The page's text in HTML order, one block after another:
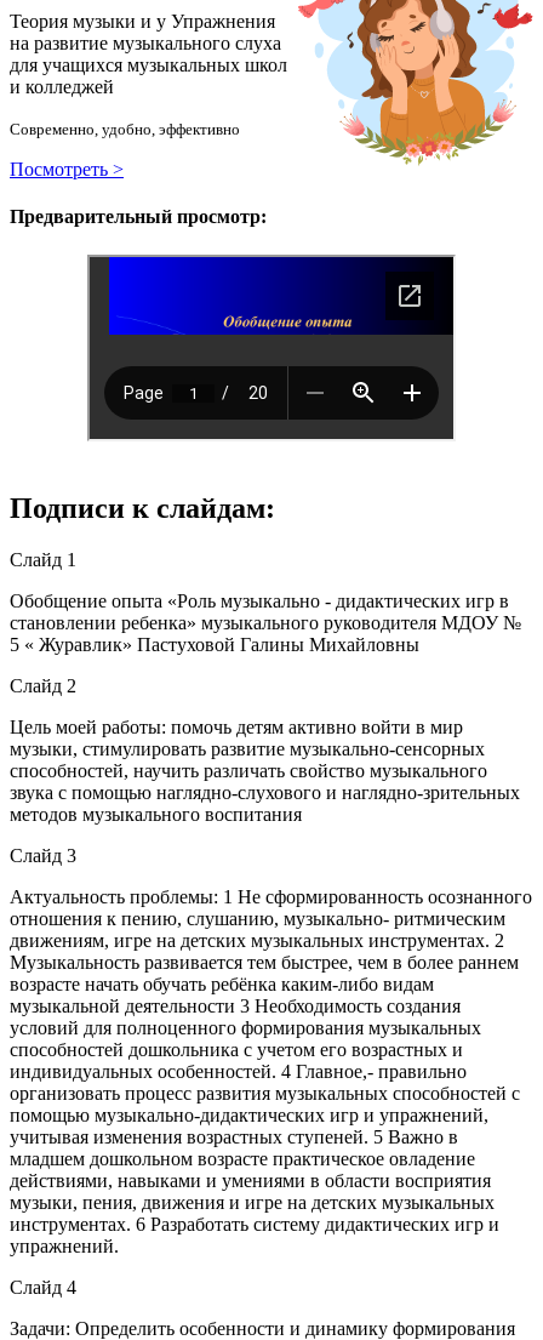
Теория музыки и у Упражнения
на развитие музыкального слуха
для учащихся музыкальных школ
и колледжей
Современно, удобно, эффективно
Посмотреть >
Предварительный просмотр:
Подписи к слайдам:
Слайд 1
Обобщение опыта «Роль музыкально - дидактических игр в
становлении ребенка» музыкального руководителя МДОУ №
5 « Журавлик» Пастуховой Галины Михайловны
Слайд 2
Цель моей работы: помочь детям активно войти в мир
музыки, стимулировать развитие музыкально-сенсорных
способностей, научить различать свойство музыкального
звука с помощью наглядно-слухового и наглядно-зрительных
методов музыкального воспитания
Слайд 3
Актуальность проблемы: 1 Не сформированность осознанного
отношения к пению, слушанию, музыкально- ритмическим
движениям, игре на детских музыкальных инструментах. 2
Музыкальность развивается тем быстрее, чем в более раннем
возрасте начать обучать ребёнка каким-либо видам
музыкальной деятельности 3 Необходимость создания
условий для полноценного формирования музыкальных
способностей дошкольника с учетом его возрастных и
индивидуальных особенностей. 4 Главное,- правильно
организовать процесс развития музыкальных способностей с
помощью музыкально-дидактических игр и упражнений,
учитывая изменения возрастных ступеней. 5 Важно в
младшем дошкольном возрасте практическое овладение
действиями, навыками и умениями в области восприятия
музыки, пения, движения и игре на детских музыкальных
инструментах. 6 Разработать систему дидактических игр и
упражнений.
Слайд 4
Задачи: Определить особенности и динамику формирования